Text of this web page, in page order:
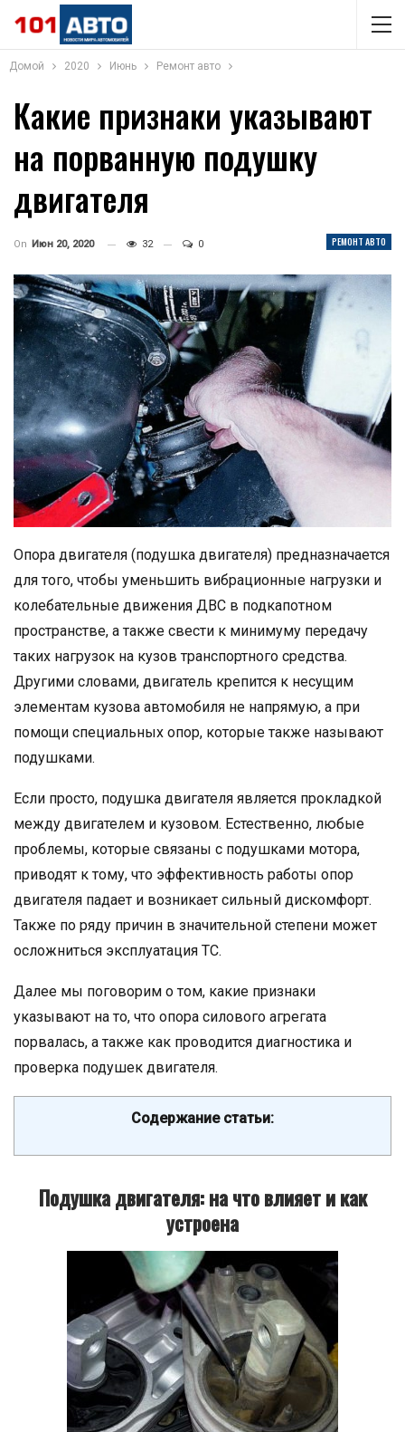
Домой 2020 Июнь Ремонт авто
Какие признаки указывают
на порванную подушку
двигателя
РЕМОНТ АВТО
On Июн 20, 2020 32 0
Опора двигателя (подушка двигателя) предназначается
для того, чтобы уменьшить вибрационные нагрузки и
колебательные движения ДВС в подкапотном
пространстве, а также свести к минимуму передачу
таких нагрузок на кузов транспортного средства.
Другими словами, двигатель крепится к несущим
элементам кузова автомобиля не напрямую, а при
помощи специальных опор, которые также называют
подушками.
Если просто, подушка двигателя является прокладкой
между двигателем и кузовом. Естественно, любые
проблемы, которые связаны с подушками мотора,
приводят к тому, что эффективность работы опор
двигателя падает и возникает сильный дискомфорт.
Также по ряду причин в значительной степени может
осложниться эксплуатация ТС.
Далее мы поговорим о том, какие признаки
указывают на то, что опора силового агрегата
порвалась, а также как проводится диагностика и
проверка подушек двигателя.
Содержание статьи:
Подушка двигателя: на что влияет и как
устроена